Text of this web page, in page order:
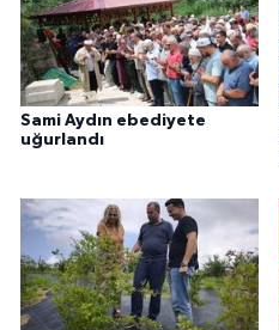
Sami Aydın ebediyete
uğurlandı